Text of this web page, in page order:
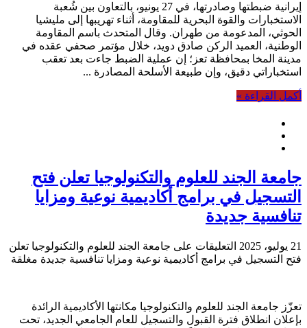
إيرانية ضبطتها وصادرتها، في 27 يونيو، بالتعاون بين شُعبة
الاستخبارات والقوة البحرية للمقاومة، أثناء تهريبها إلى مليشيا
الحوثي، المدعومة من طهران. وقال المتحدث باسم المقاومة
الوطنية، العميد الركن صادق دويد، خلال مؤتمر صحفي عقده في
مدينة المخا بمحافظة تعز؛ إن عملية الضبط جاءت بعد تعقب
استخباراتي دقيق، وإن طبيعة الأسلحة المصادرة ...
أكمل القراءة »
جامعة الجند للعلوم والتكنولوجيا تعلن فتح
التسجيل في برامج أكاديمية نوعية ومزايا
تنافسية جديدة
21 يوليو، 2025 التعليقات على جامعة الجند للعلوم والتكنولوجيا تعلن
فتح التسجيل في برامج أكاديمية نوعية ومزايا تنافسية جديدة مغلقة
تعزّز جامعة الجند للعلوم والتكنولوجيا مكانتها الأكاديمية الرائدة
بإعلان انطلاق فترة القبول والتسجيل للعام الجامعي الجديد، تحت